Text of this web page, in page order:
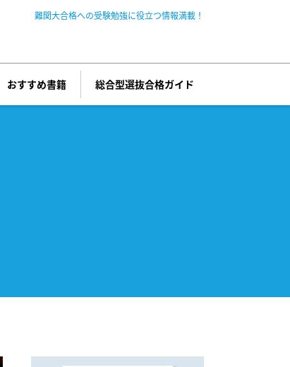
難関大合格への受験勉強に役立つ情報満載！
おすすめ書籍 総合型選抜合格ガイド